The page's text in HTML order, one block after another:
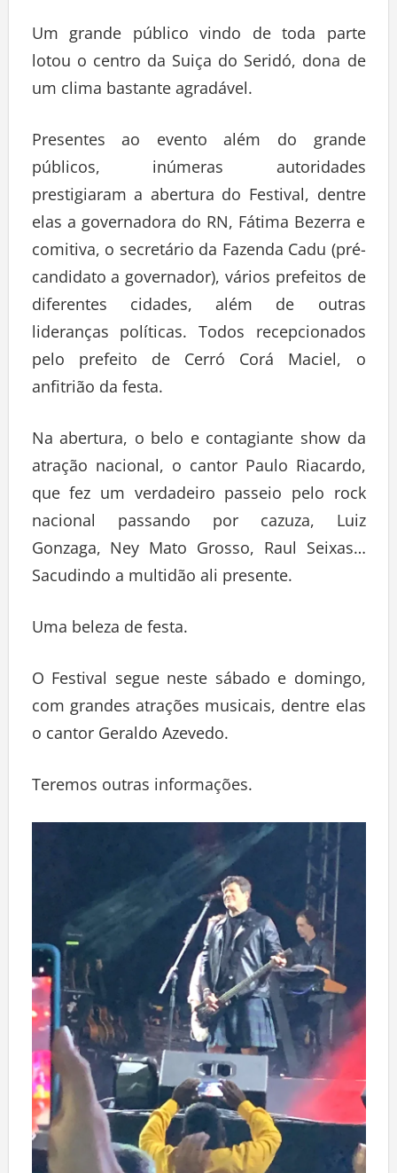
Um grande público vindo de toda parte
lotou o centro da Suiça do Seridó, dona de
um clima bastante agradável.
Presentes ao evento além do grande
públicos, inúmeras autoridades
prestigiaram a abertura do Festival, dentre
elas a governadora do RN, Fátima Bezerra e
comitiva, o secretário da Fazenda Cadu (pré-
candidato a governador), vários prefeitos de
diferentes cidades, além de outras
lideranças políticas. Todos recepcionados
pelo prefeito de Cerró Corá Maciel, o
anfitrião da festa.
Na abertura, o belo e contagiante show da
atração nacional, o cantor Paulo Riacardo,
que fez um verdadeiro passeio pelo rock
nacional passando por cazuza, Luiz
Gonzaga, Ney Mato Grosso, Raul Seixas…
Sacudindo a multidão ali presente.
Uma beleza de festa.
O Festival segue neste sábado e domingo,
com grandes atrações musicais, dentre elas
o cantor Geraldo Azevedo.
Teremos outras informações.